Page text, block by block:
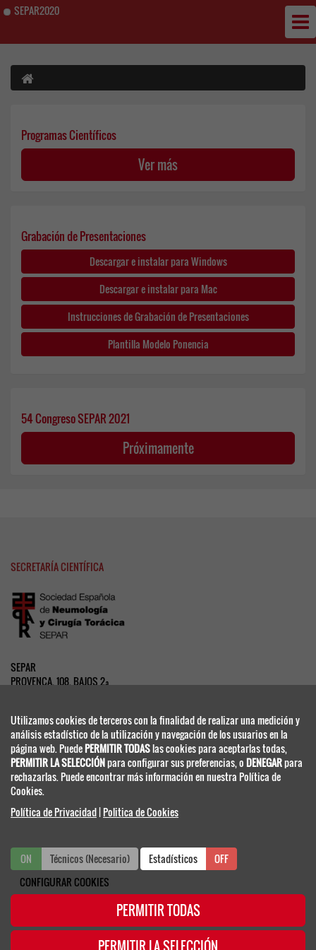
SEPAR2020
Programas Científicos
Ver más
Grabación de Presentaciones
Descargar e instalar para Windows
Descargar e instalar para Mac
Instrucciones de Grabación de Presentaciones
Plantilla Modelo Ponencia
54 Congreso SEPAR 2021
Próximamente
SECRETARÍA CIENTÍFICA
SEPAR
PROVENÇA, 108, BAJOS 2ª
SECRETARIA TÉCNICA
Congresos Científico Médicos
Tel.: +34 91 330 07 25
Fax: +34 91 420 39 52
Utilizamos cookies de terceros con la finalidad de realizar una medición y
análisis estadístico de la utilización y navegación de los usuarios en la
página web. PuedePERMITIR TODASlas cookies para aceptarlas todas,
PERMITIR LA SELECCIÓNpara configurar sus preferencias, o DENEGARpara
rechazarlas. Puede encontrar más información en nuestra Política de
Cookies.
Política de Privacidad|Politica de Cookies
ON Técnicos (Necesario) OFF
ON Estadísticos
OFF
CONFIGURAR COOKIES
PERMITIR TODAS